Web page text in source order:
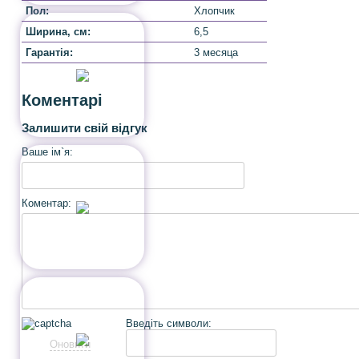
Пол:
Хлопчик
Ширина, cм:
6,5
Гарантія:
3 месяца
Коментарі
Залишити свій відгук
Ваше ім`я:
Коментар:
Оновити
Введіть символи: